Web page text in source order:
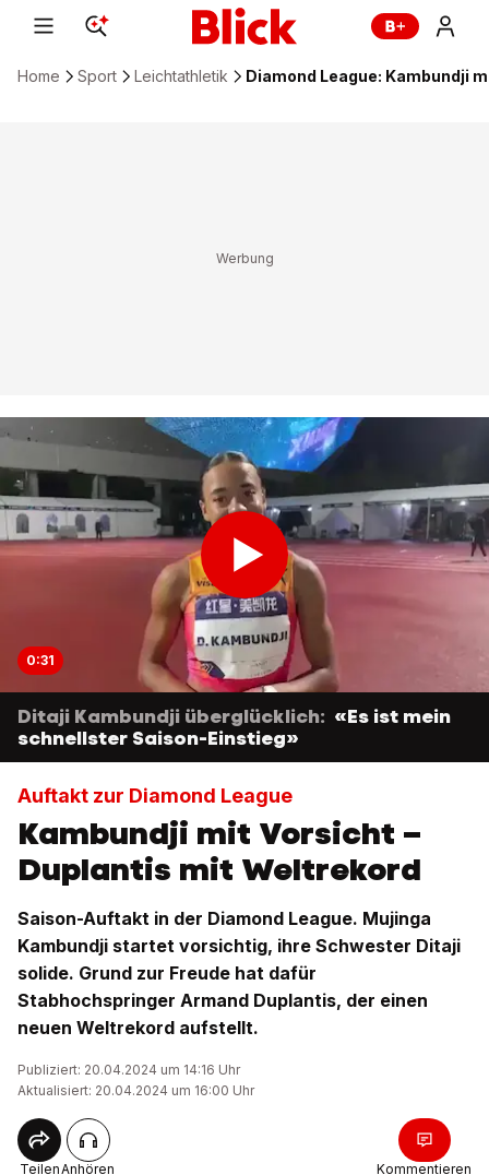
Home Sport Leichtathletik Diamond League: Kambundji
0:31
Ditaji Kambundji überglücklich: «Es ist mein
schnellster Saison-Einstieg»
Auftakt zur Diamond League
Kambundji mit Vorsicht –
Duplantis mit Weltrekord
Saison-Auftakt in der Diamond League. Mujinga
Kambundji startet vorsichtig, ihre Schwester Ditaji
solide. Grund zur Freude hat dafür
Stabhochspringer Armand Duplantis, der einen
neuen Weltrekord aufstellt.
Publiziert: 20.04.2024 um 14:16 Uhr
Aktualisiert: 20.04.2024 um 16:00 Uhr
TeilenAnhören Kommentieren